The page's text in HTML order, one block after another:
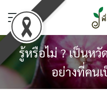
content
รู้หรือไม่ ? เป็นห
อย่างที่คน